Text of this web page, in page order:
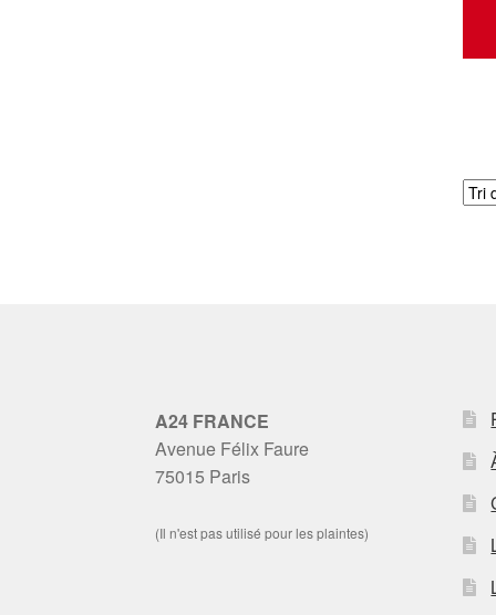
A24 FRANCE
Avenue Félix Faure
75015 Paris
(Il n'est pas utilisé pour les plaintes)